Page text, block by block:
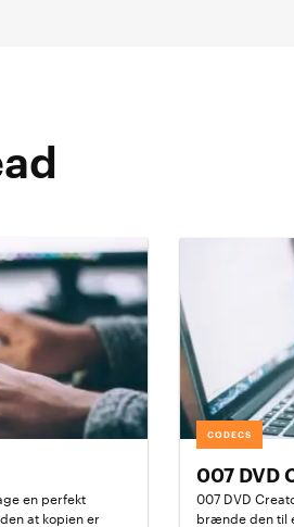
en perfekt
at kopien er
CODECS
007 DVD
007 DVD
brænde den til